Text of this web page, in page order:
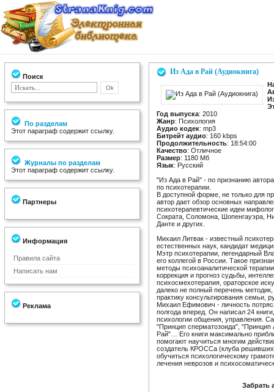
Поиск
По разделам
Этот параграф содержит ссылку.
Журналы по разделам
Этот параграф содержит ссылку.
Партнеры
Информация
Правила сайта
Написать нам
Реклама
Из Ада в Рай (Аудиокнига)
Год выпуска: 2010
Жанр: Психология
Аудио кодек: mp3
Битрейт аудио: 160 kbps
Продолжительность: 18:54:00
Качество: Отличное
Размер: 1180 Мб
Язык: Русский
"Из Ада в Рай" - по признанию
по психотерапии.
В доступной форме, не только для
автор дает обзор основных
психотерапевтические идеи
Сократа, Соломона, Шопенгауэра,
Данте и других.
Михаил Литвак - известный
естественных наук, кандидат
Мэтр психотерапии, легендарный
его коллегой в России. Такое
методы психоаналитической
коррекция и прогноз судьбы,
психосмехотерапия, ораторское
далеко не полный перечень
практику консультирования семьи,
Михаил Ефимович - личность
полгода вперед. Он написал 24
психологии общения, управления.
"Принцип сперматозоида", "Принцип
Рай"… Его книги максимально
помогают научиться многим
создатель КРОССа (клуба
обучиться психологическому
лечения неврозов и
Забрать